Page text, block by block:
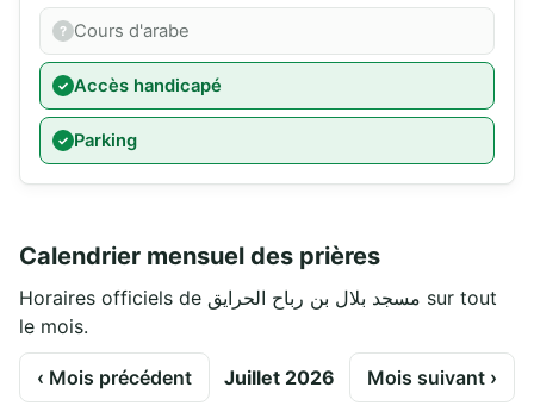
Cours d'arabe
Accès handicapé
Parking
Calendrier mensuel des prières
Horaires officiels de مسجد بلال بن رباح الحرايق sur tout
le mois.
‹ Mois précédent Juillet 2026 Mois suivant ›